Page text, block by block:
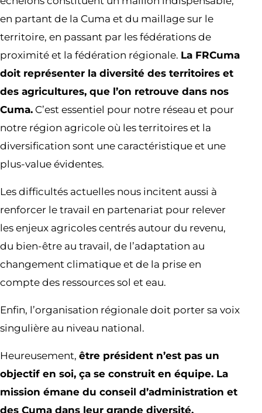
en partant de la Cuma et du maillage sur le
territoire, en passant par les fédérations de
proximité et la fédération régionale. La FRCuma
doit représenter la diversité des territoires et
des agricultures, que l’on retrouve dans nos
Cuma. C’est essentiel pour notre réseau et pour
notre région agricole où les territoires et la
diversification sont une caractéristique et une
plus-value évidentes.
Les difficultés actuelles nous incitent aussi à
renforcer le travail en partenariat pour relever
les enjeux agricoles centrés autour du revenu,
du bien-être au travail, de l’adaptation au
changement climatique et de la prise en
compte des ressources sol et eau.
Enfin, l’organisation régionale doit porter sa voix
singulière au niveau national.
Heureusement, être président n’est pas un
objectif en soi, ça se construit en équipe. La
mission émane du conseil d’administration et
des Cuma dans leur grande diversité.